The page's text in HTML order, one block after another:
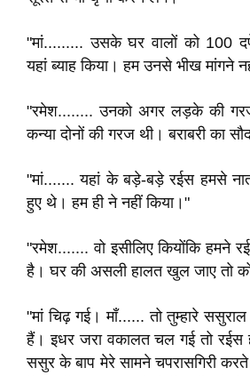
"मां......... उसके घर वालों को 100
यहां ब्याह किया। हम उनसे भीख मांगने
"रमेश........ उनको अगर लड़के की
कन्या दोनों की गरज थी। बराबरी का
"मां....... यहां के बड़े-बड़े रईस हमसे
हुए थे। हम ही ने नहीं किया।"
"रमेश....... वो इसीलिए कियोंकि हमने
है। घर की असली हालत खुल जाए तो
"मां चिढ़ गई। माँ...... तो तुम्हारे
हैं। इधर जरा वकालत चल गई तो रईस
ससुर के बाप मेरे सामने चपरासगिरी